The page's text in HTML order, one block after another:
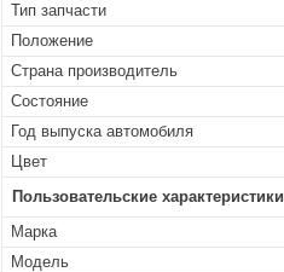
Тип запчасти
Положение
Страна производитель
Состояние
Год выпуска автомобиля
Цвет
Пользовательские характеристики
Марка
Модель